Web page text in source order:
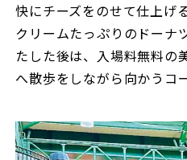
快にチーズをのせて仕上げ
クリームたっぷりのドーナ
たした後は、入場料無料の
へ散歩をしながら向かうコ